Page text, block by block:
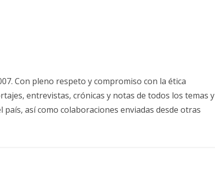
Con pleno respeto y compromiso con la ética
entrevistas, crónicas y notas de todos los temas y
así como colaboraciones enviadas desde otras